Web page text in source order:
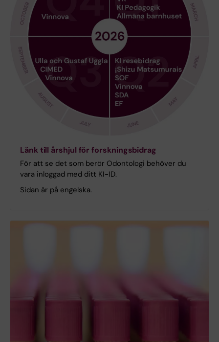
Länk till årshjul för forskningsbidrag
För att se det som berör Odontologi behöver du
vara inloggad med ditt KI-ID.
Sidan är på engelska.